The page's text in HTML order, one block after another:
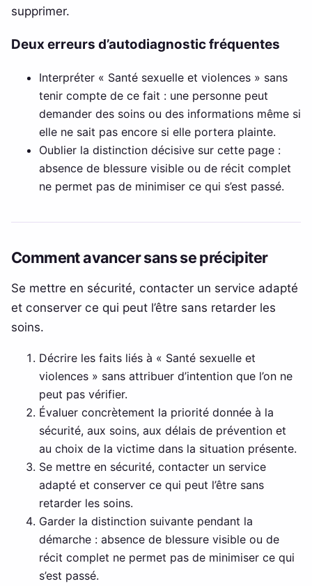
supprimer.
Deux erreurs d’autodiagnostic fréquentes
Interpréter « Santé sexuelle et violences » sans
tenir compte de ce fait : une personne peut
demander des soins ou des informations même si
elle ne sait pas encore si elle portera plainte.
Oublier la distinction décisive sur cette page :
absence de blessure visible ou de récit complet
ne permet pas de minimiser ce qui s’est passé.
Comment avancer sans se précipiter
Se mettre en sécurité, contacter un service adapté
et conserver ce qui peut l’être sans retarder les
soins.
Décrire les faits liés à « Santé sexuelle et
violences » sans attribuer d’intention que l’on ne
peut pas vérifier.
Évaluer concrètement la priorité donnée à la
sécurité, aux soins, aux délais de prévention et
au choix de la victime dans la situation présente.
Se mettre en sécurité, contacter un service
adapté et conserver ce qui peut l’être sans
retarder les soins.
Garder la distinction suivante pendant la
démarche : absence de blessure visible ou de
récit complet ne permet pas de minimiser ce qui
s’est passé.